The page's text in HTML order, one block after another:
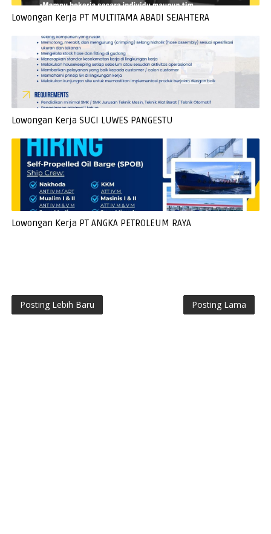
Lowongan Kerja PT MULTITAMA ABADI SEJAHTERA
Lowongan Kerja SUCI LUWES PANGESTU
Lowongan Kerja PT ANGKA PETROLEUM RAYA
Posting Lebih Baru Posting Lama